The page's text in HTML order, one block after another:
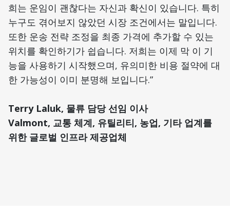
희는 운임이 괜찮다는 자신과 확신이 있습니다. 특히
누구도 겪어보지 않았던 시장 조건에서는 말입니다.
또한 운송 전략 조정을 최종 가격에 추가할 수 있는
위치를 확인하기가 쉽습니다. 저희는 이제 막 이 기
능을 사용하기 시작했으며, 유의미한 비용 절약에 대
한 가능성이 이미 분명해 보입니다.”
Terry Laluk, 물류 담당 선임 이사
Valmont, 교통 체계, 유틸리티, 농업, 기타 업계를
위한 글로벌 인프라 제공업체